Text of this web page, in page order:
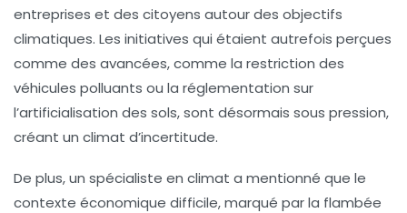
entreprises et des citoyens autour des objectifs
climatiques. Les initiatives qui étaient autrefois perçues
comme des avancées, comme la restriction des
véhicules polluants ou la réglementation sur
l’artificialisation des sols, sont désormais sous pression,
créant un climat d’incertitude.
De plus, un spécialiste en climat a mentionné que le
contexte économique difficile, marqué par la flambée